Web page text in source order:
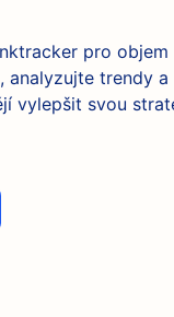
pro objem
analyzujte trendy
vylepšit svou